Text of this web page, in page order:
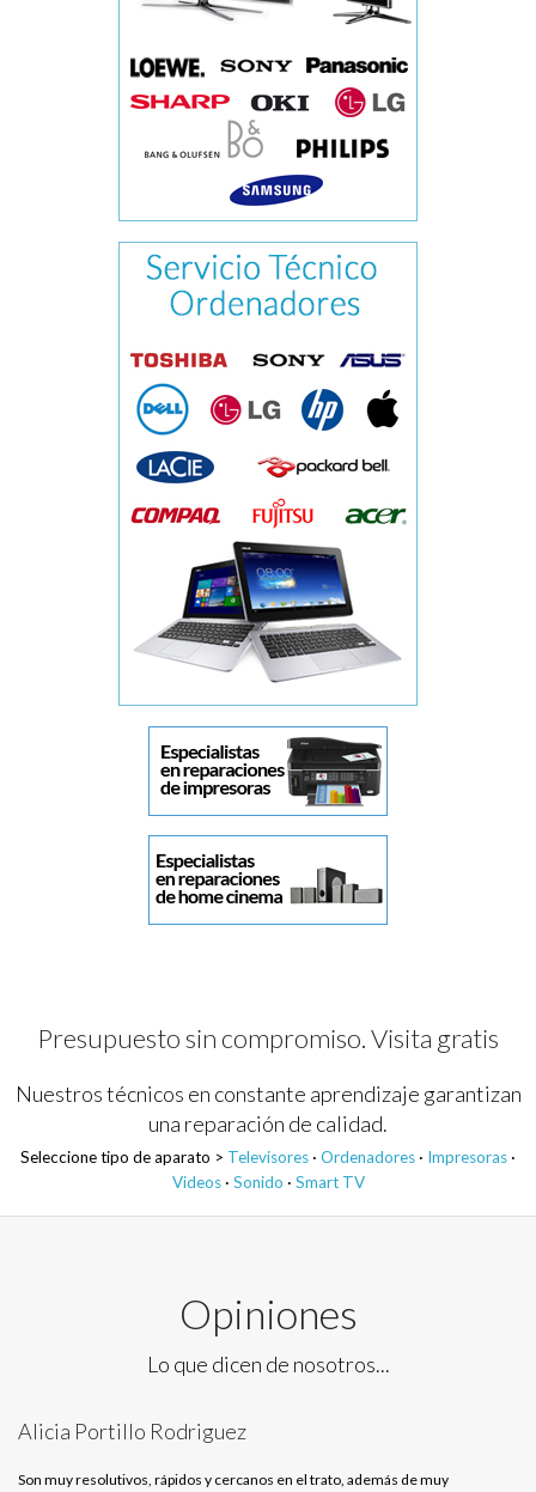
Presupuesto sin compromiso. Visita gratis
Nuestros técnicos en constante aprendizaje garantizan
una reparación de calidad.
Seleccione tipo de aparato > Televisores · Ordenadores · Impresoras ·
Videos· Sonido · Smart TV
Opiniones
Lo que dicen de nosotros...
Alicia Portillo Rodriguez
Son muy resolutivos, rápidos y cercanos en el trato, además de muy